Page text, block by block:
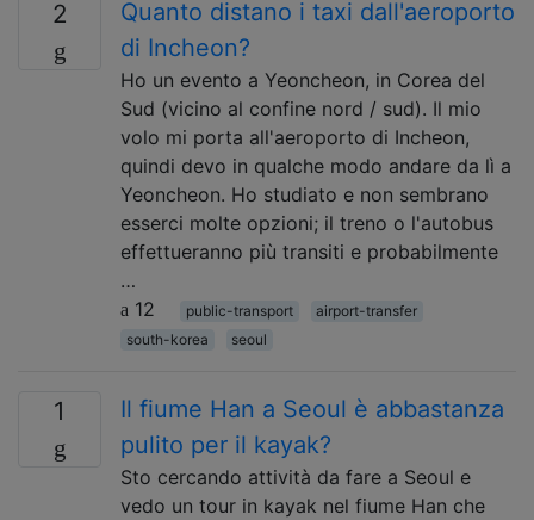
2
Quanto distano i taxi dall'aeroporto
di Incheon?
Ho un evento a Yeoncheon, in Corea del
Sud (vicino al confine nord / sud). Il mio
volo mi porta all'aeroporto di Incheon,
quindi devo in qualche modo andare da lì a
Yeoncheon. Ho studiato e non sembrano
esserci molte opzioni; il treno o l'autobus
effettueranno più transiti e probabilmente
…
12
public-transport
airport-transfer
south-korea
seoul
1
Il fiume Han a Seoul è abbastanza
pulito per il kayak?
Sto cercando attività da fare a Seoul e
vedo un tour in kayak nel fiume Han che